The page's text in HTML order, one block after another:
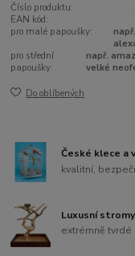
Číslo produktu:
EAN kód:
pro malé papoušky:
pro střední
papoušky:
např.
velké
Do oblíbených
České klece a
kvalitní,
Luxusní
extrémně tvrdé